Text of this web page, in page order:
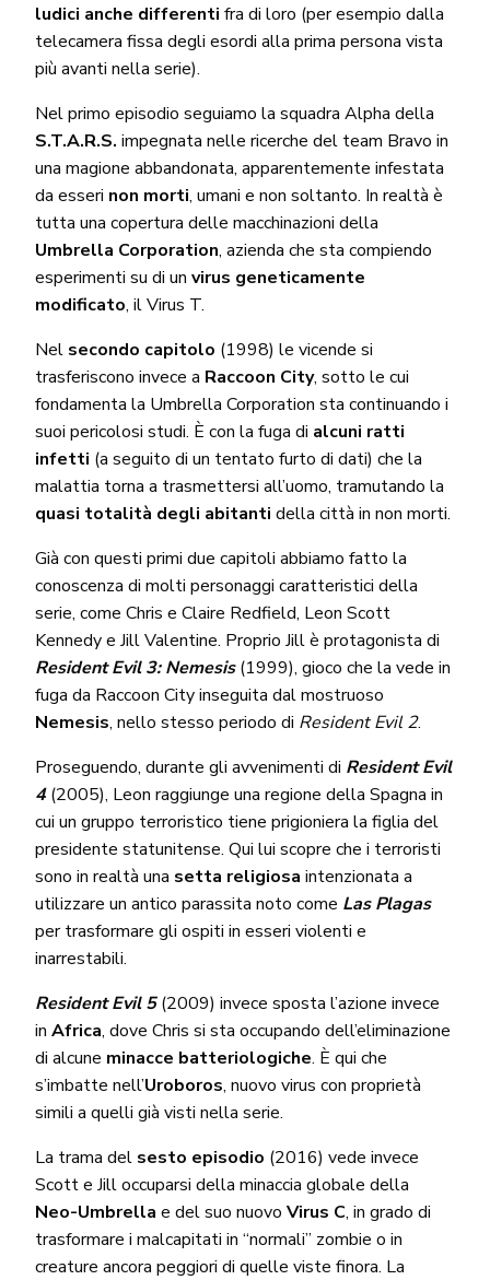
ludici anche differenti fra di loro (per esempio dalla
telecamera fissa degli esordi alla prima persona vista
più avanti nella serie).
Nel primo episodio seguiamo la squadra Alpha della
S.T.A.R.S. impegnata nelle ricerche del team Bravo in
una magione abbandonata, apparentemente infestata
da esseri non morti, umani e non soltanto. In realtà è
tutta una copertura delle macchinazioni della
Umbrella Corporation, azienda che sta compiendo
esperimenti su di unvirus geneticamente
modificato, il Virus T.
Nel secondo capitolo (1998) le vicende si
trasferiscono invece a Raccoon City, sotto le cui
fondamenta la Umbrella Corporation sta continuando i
suoi pericolosi studi. È con la fuga di alcuni ratti
infetti (a seguito di un tentato furto di dati) che la
malattia torna a trasmettersi all’uomo, tramutando la
quasi totalità degli abitanti della città in non morti.
Già con questi primi due capitoli abbiamo fatto la
conoscenza di molti personaggi caratteristici della
serie, come Chris e Claire Redfield, Leon Scott
Kennedy e Jill Valentine. Proprio Jill è protagonista di
Resident Evil 3: Nemesis(1999), gioco che la vede in
fuga da Raccoon City inseguita dal mostruoso
Nemesis, nello stesso periodo di Resident Evil 2.
Proseguendo, durante gli avvenimenti di Resident Evil
4(2005), Leon raggiunge una regione della Spagna in
cui un gruppo terroristico tiene prigioniera la figlia del
presidente statunitense. Qui lui scopre che i terroristi
sono in realtà una setta religiosaintenzionata a
utilizzare un antico parassita noto come Las Plagas
per trasformare gli ospiti in esseri violenti e
inarrestabili.
Resident Evil 5(2009) invece sposta l’azione invece
in Africa, dove Chris si sta occupando dell’eliminazione
di alcune minacce batteriologiche. È qui che
s’imbatte nell’Uroboros, nuovo virus con proprietà
simili a quelli già visti nella serie.
La trama del sesto episodio (2016) vede invece
Scott e Jill occuparsi della minaccia globale della
Neo-Umbrella e del suo nuovoVirus C, in grado di
trasformare i malcapitati in “normali” zombie o in
creature ancora peggiori di quelle viste finora. La